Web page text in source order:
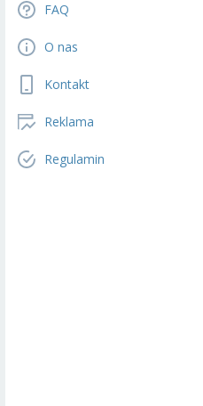
FAQ
O nas
Kontakt
Reklama
Regulamin